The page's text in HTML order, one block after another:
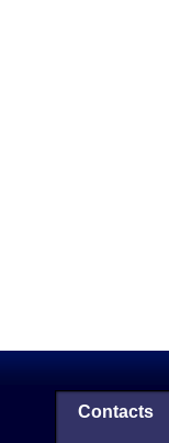
Contacts